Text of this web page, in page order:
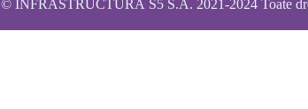
© INFRASTRUCTURĂ S5 S.A. 2021-2024 Toate